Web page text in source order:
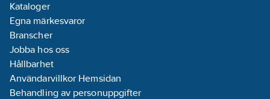
Kataloger
Egna märkesvaror
Branscher
Jobba hos oss
Hållbarhet
Användarvillkor Hemsidan
Behandling av personuppgifter